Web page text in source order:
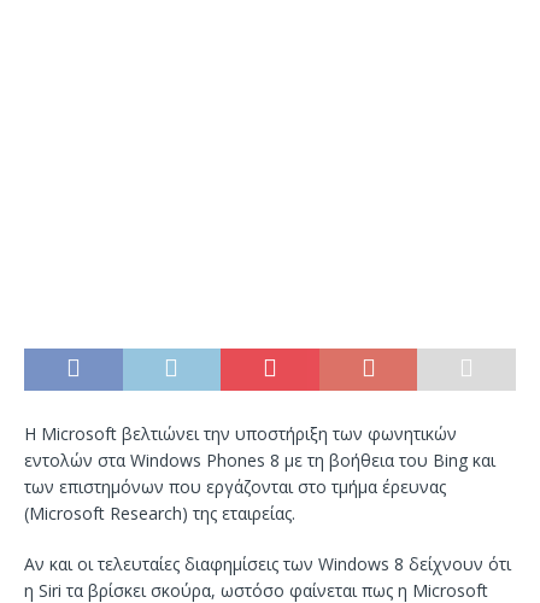
Η Microsoft βελτιώνει την υποστήριξη των φωνητικών
εντολών στα Windows Phones 8 με τη βοήθεια του Bing και
των επιστημόνων που εργάζονται στο τμήμα έρευνας
(Microsoft Research) της εταιρείας.
Αν και οι τελευταίες διαφημίσεις των Windows 8 δείχνουν ότι
η Siri τα βρίσκει σκούρα, ωστόσο φαίνεται πως η Microsoft